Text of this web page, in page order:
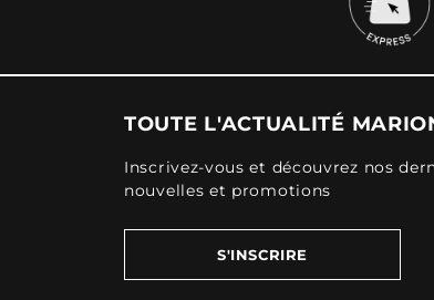
TOUTE L'ACTUALITÉ
Inscrivez-vous et découvrez nos
nouvelles et promotions
S'INSCRIRE